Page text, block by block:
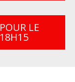
LE